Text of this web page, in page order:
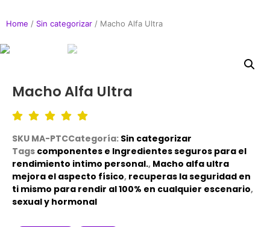
Home / Sin categorizar / Macho Alfa Ultra
Macho Alfa Ultra
SKU MA-PTCCategoría: Sin categorizar
Tags componentes e Ingredientes seguros para el
rendimiento intimo personal., Macho alfa ultra
mejora el aspecto físico, recuperas la seguridad en
ti mismo para rendir al 100% en cualquier escenario,
sexual y hormonal